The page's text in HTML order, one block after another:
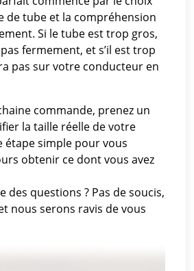
de tube et la compréhension
Si le tube est trop gros,
fermement, et s’il est trop
pas sur votre conducteur en
commande, prenez un
la taille réelle de votre
étape simple pour vous
obtenir ce dont vous avez
des questions ? Pas de soucis,
nous serons ravis de vous